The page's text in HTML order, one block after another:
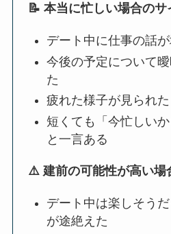
📝 本当に忙しい場合のサ
デート中に仕事の話
今後の予定について
た
疲れた様子が見られた
短くても「今忙しいか
と一言ある
⚠️ 建前の可能性が高い場
デート中は楽しそう
が途絶えた